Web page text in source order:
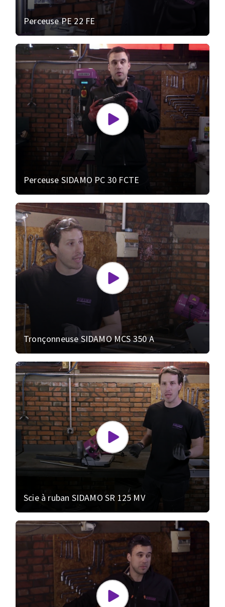
Perceuse PE 22 FE
Perceuse SIDAMO PC 30 FCTE
Tronçonneuse SIDAMO MCS 350 A
Scie à ruban SIDAMO SR 125 MV